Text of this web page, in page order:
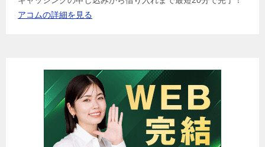
アコムの詳細を見る